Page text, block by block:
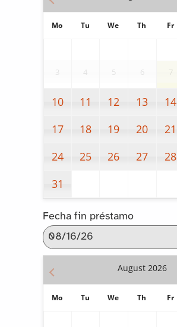
Mo Tu We Th Fr
3 4 5 6 7
10
11 12 13 14
17
18 19 20 21
24
25 26 27 28
31
Fecha fin préstamo
August 2026
Mo Tu We Th Fr